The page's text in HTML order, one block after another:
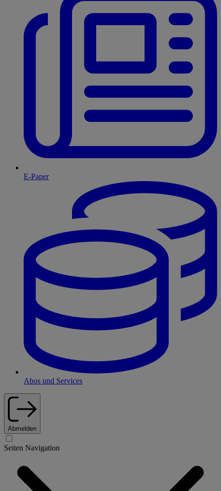
E-Paper
Abos und Services
Abmelden
Seiten Navigation